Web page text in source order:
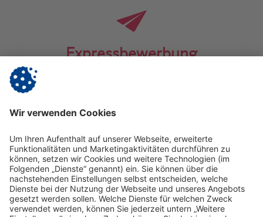
Expressbewerbung
Du weißt, was Du willst oder Dein Jobprofil war nicht